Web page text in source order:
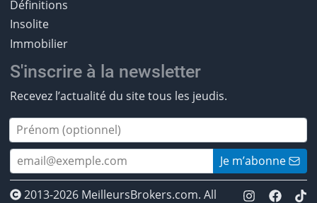
Définitions
Insolite
Immobilier
S'inscrire à la newsletter
Recevez l’actualité du site tous les jeudis.
Je m’abonne
2013-2026 MeilleursBrokers.com. All